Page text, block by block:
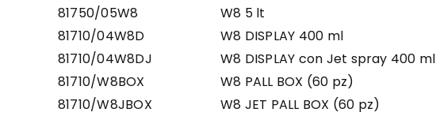
81750/05W8
W8 5 lt
81710/04W8D
W8 DISPLAY 400 ml
81710/04W8DJ
W8 DISPLAY con Jet spray 400 ml
81710/W8BOX
W8 PALL BOX (60 pz)
81710/W8JBOX
W8 JET PALL BOX (60 pz)